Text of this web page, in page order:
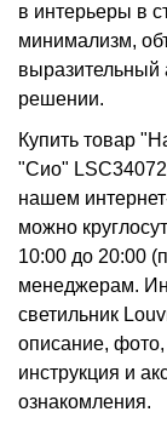
в интерьеры в
минимализм,
выразительный
решении.
Купить товар
"Сио"
нашем
можно
10:00 до 20:00
менеджерам.
светильник
описание, фото,
инструкция и
ознакомления.